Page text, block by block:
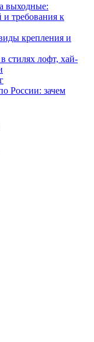
выходные:
и требования к
крепления и
стилях лофт, хай-
России: зачем